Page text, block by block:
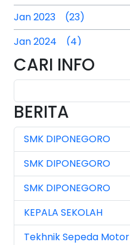
Jan 2023 (23)
Jan 2024 (4)
Jan 2025 (4)
Jul 2025 (3)
Jul 2026 (4)
Jun 2023 (7)
Jun 2024 (3)
Jun 2025 (1)
Jun 2026 (5)
CARI INFO
BERITA
SMK DIPONEGORO
SMK DIPONEGORO
SMK DIPONEGORO
KEPALA SEKOLAH
Tekhnik Sepeda Motor